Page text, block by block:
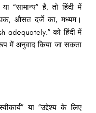
“सामान्य” है, तो हिंदी में
औसत दर्जे का, मध्यम।
adequately.” को हिंदी में
में अनुवाद किया जा सकता
या “उद्देश्य के लिए